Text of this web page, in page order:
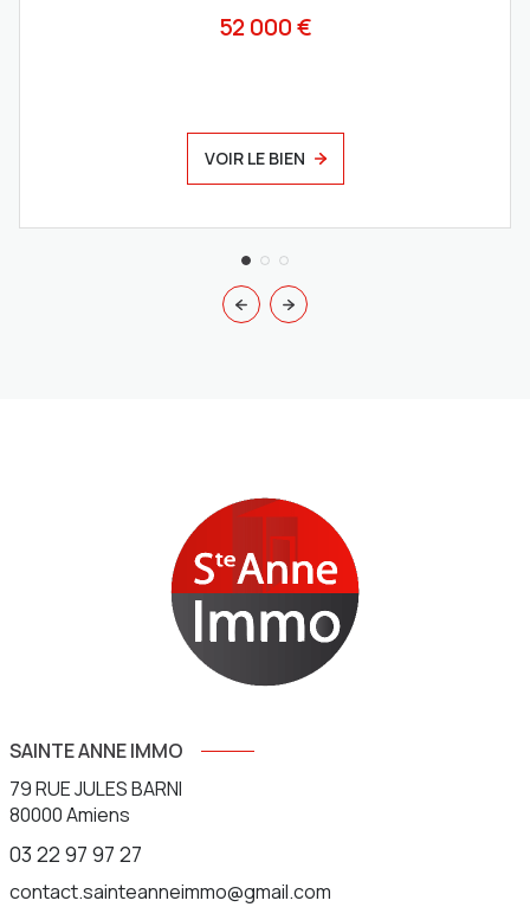
52 000 €
VOIR LE BIEN
SAINTE ANNE IMMO
79 RUE JULES BARNI
80000Amiens
03 22 97 97 27
contact.sainteanneimmo@gmail.com